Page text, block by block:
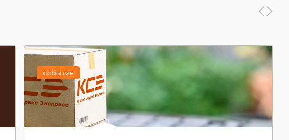
события